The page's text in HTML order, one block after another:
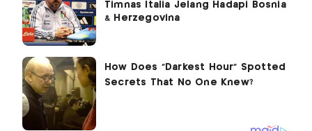
Timnas Italia Jelang Hadapi Bosnia
& Herzegovina